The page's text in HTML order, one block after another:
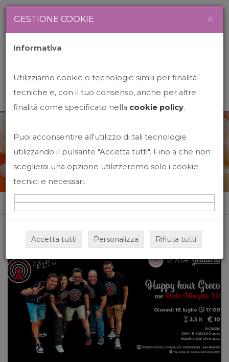
News&Events
Home News&events
GESTIONE COOKIE ×
Informativa
Utilizziamo cookie o tecnologie simili per finalità
tecniche e, con il tuo consenso, anche per altre
finalità come specificato nella cookie policy.
Puoi acconsentire all'utilizzo di tali tecnologie
utilizzando il pulsante "Accetta tutti". Fino a che non
sceglierai una opzione utilizzeremo solo i cookie
tecnici e necessari.
Accetta tutti Personalizza Rifiuta tutti